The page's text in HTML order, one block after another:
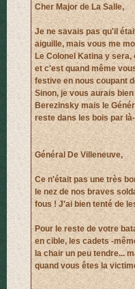
Cher Major de La Salle,
Je ne savais pas qu'il
aiguille, mais vous me
Le Colonel Katina y
et c'est quand même
festive en nous coupant
Sinon, je vous aurais
Berezinsky mais le
reste dans les bois par
Général De Villeneuve,
Ce n'était pas une très
le nez de nos braves
fous ! J'ai bien tenté de
Pour le reste de votre
en cible, les cadets -
la chair un peu tendre...
quand vous êtes la